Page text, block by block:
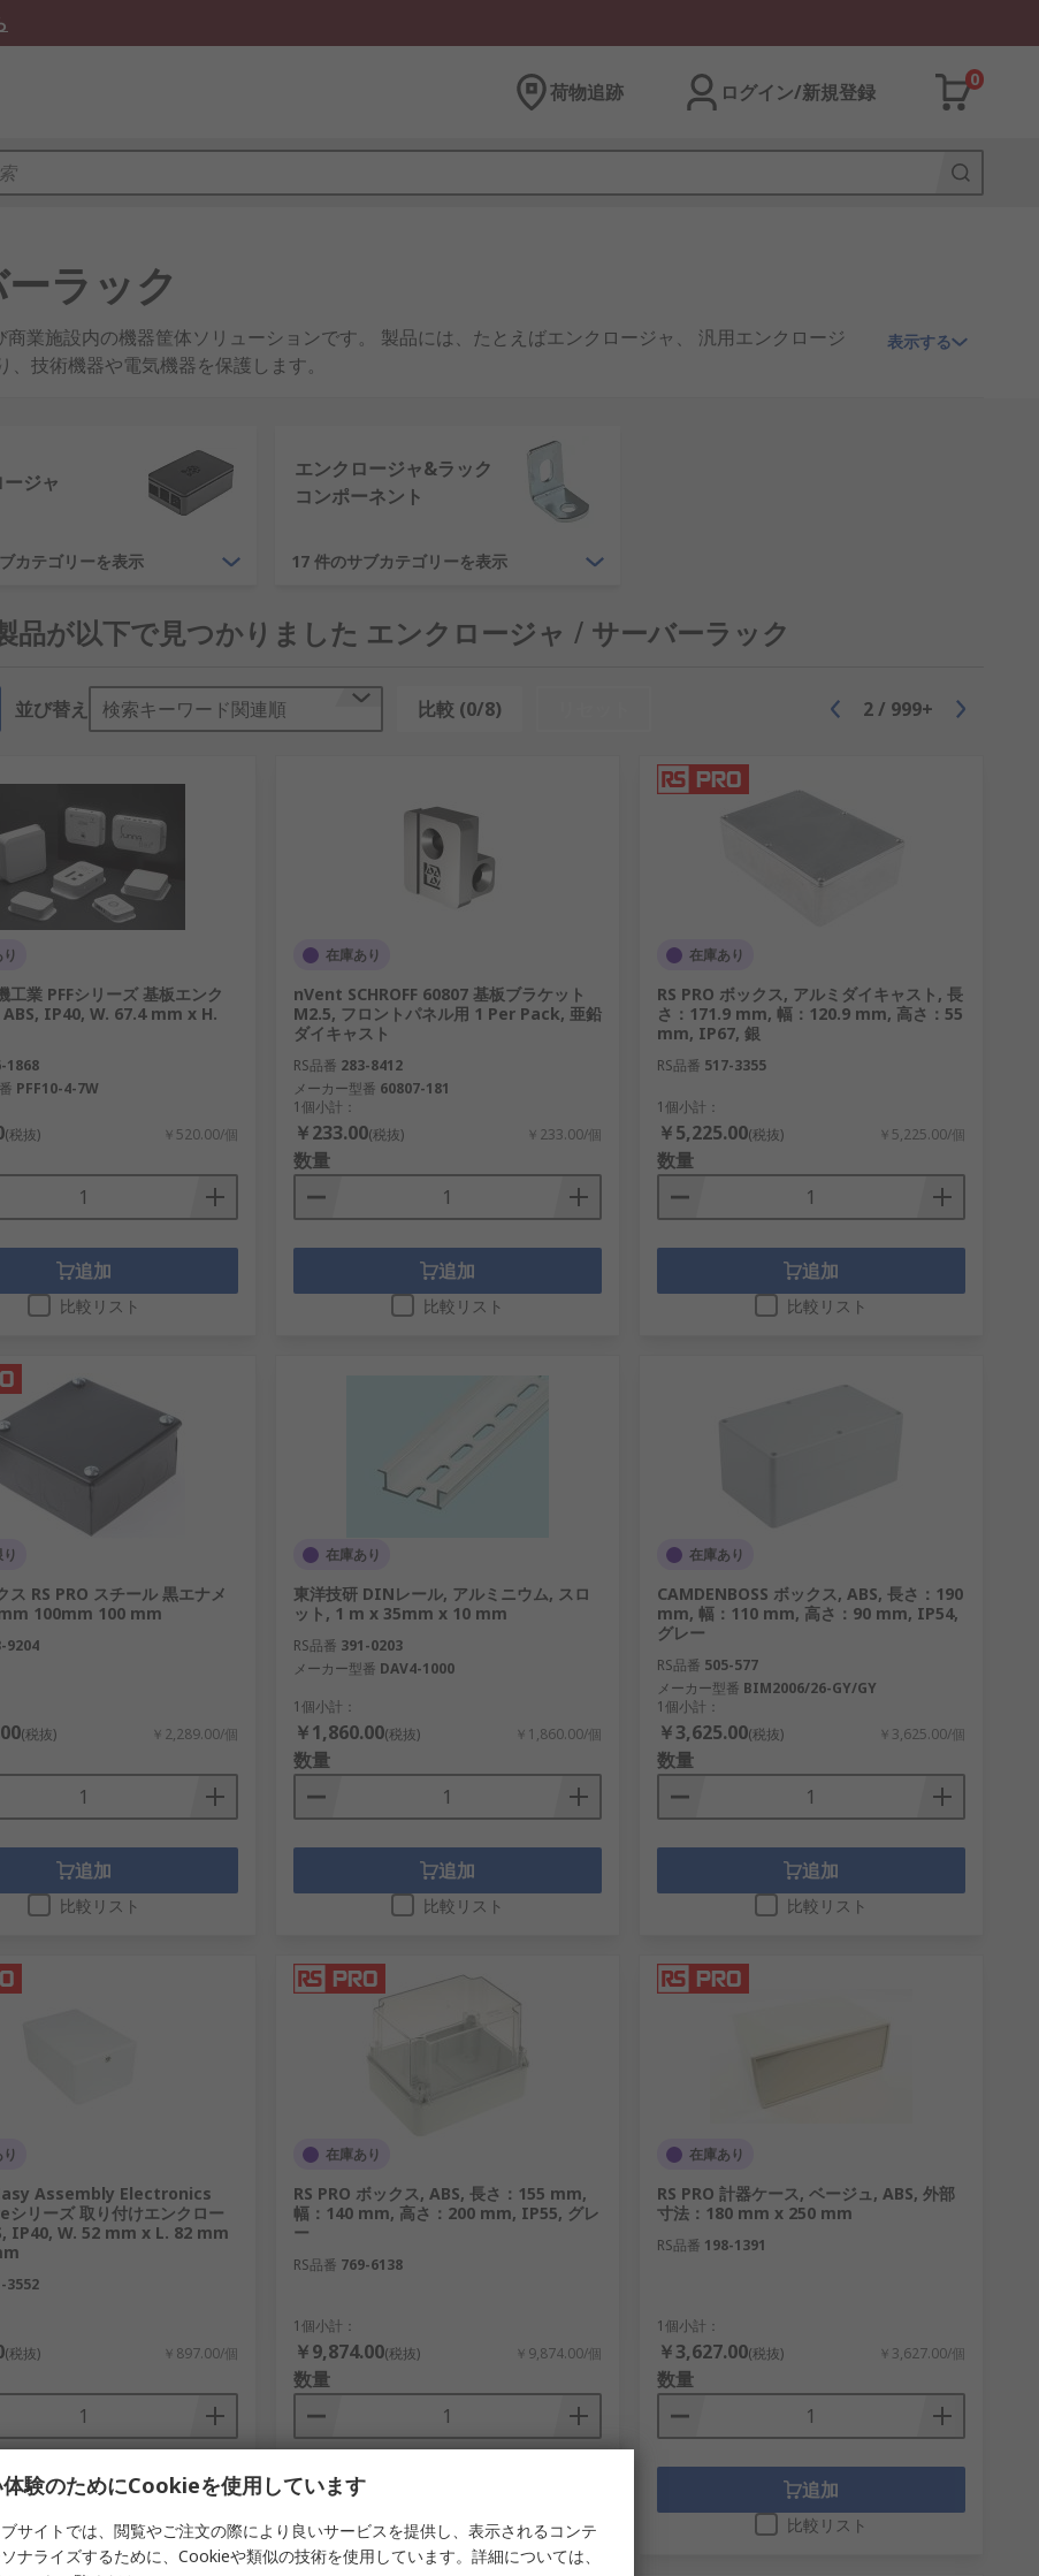
荷物追跡 ログイン/新規登録
0
ラック
業施設内の機器筐体ソリューションです。 製品には、たとえばエンクロージャ、 汎用エンクロージ
技術機器や電気機器を保護します。
るなら、 弊社のエンクロージャおよびサーバーラック製品がソリューションを提供します。 RS では
ータ機器を収容するためのエンクロージャまたは取り付けソリューションです。 ラックマウントによ
全に保管できます。
、 ラックレール、 サーバーラックシェルフとサーバーラックアクセサリもご用意し、サーバー設置用の
納や、 ほこりや湿気に弱い機器を収納し、損傷を防止します。 エンクロージャは丈夫な素材でできて
るためのロックが付属しています。 弊社は、次のようなあらゆるタイプのエンクロージャ向けのソリ
壁掛けボックス
付けからロックまで設置するソリューションを提供します。
サリ
よび保護が必要な場合、をRS では筐体と保護ソリューションをご用意しています。 企業として、 弊
と連携して行っています。 RSは、エンクロージャとサーバーラックを使用して高価なコンポーネント
表示する
ジャ
カテゴリーを表示
エンクロージャ&ラック
コンポーネント
17 件のサブカテゴリーを表示
品が以下で見つかりました エンクロージャ / サーバーラック
並び替え 検索キーワード関連順 比較 (0/8) 2/ 999+
工業 PFFシリーズ 基板エンク
ABS, IP40, W. 67.4 mm x H.
1868
PFF10-4-7W
(税抜) ￥520.00/個
追加
比較リスト
在庫あり
nVent SCHROFF 60807 基板ブラケット
M2.5, フロントパネル用 1 Per Pack, 亜鉛
ダイキャスト
RS品番 283-8412
メーカー型番 60807-181
1個小計：
￥233.00(税抜) ￥233.00/個
数量
追加
比較リスト
在庫あり
RS PRO ボックス, アルミダイキャスト, 長
さ：171.9 mm, 幅：120.9 mm, 高さ：55
mm, IP67, 銀
RS品番 517-3355
1個小計：
￥5,225.00(税抜) ￥5,225.00/個
数量
追加
比較リスト
ス RS PRO スチール 黒エナメ
100mm 100 mm
9204
(税抜) ￥2,289.00/個
追加
比較リスト
在庫あり
東洋技研 DINレール, アルミニウム, スロ
ット, 1 m x 35mm x 10 mm
RS品番 391-0203
メーカー型番 DAV4-1000
1個小計：
￥1,860.00(税抜) ￥1,860.00/個
数量
追加
比較リスト
在庫あり
CAMDENBOSS ボックス, ABS, 長さ：190
mm, 幅：110 mm, 高さ：90 mm, IP54,
グレー
RS品番 505-577
メーカー型番 BIM2006/26-GY/GY
1個小計：
￥3,625.00(税抜) ￥3,625.00/個
数量
追加
比較リスト
Assembly Electronics
リーズ 取り付けエンクロー
IP40, W. 52 mm x L. 82 mm
3552
(税抜) ￥897.00/個
追加
比較リスト
在庫あり
RS PRO ボックス, ABS, 長さ：155 mm,
幅：140 mm, 高さ：200 mm, IP55, グレ
ー
RS品番 769-6138
1個小計：
￥9,874.00(税抜) ￥9,874.00/個
数量
比較リスト
在庫あり
RS PRO 計器ケース, ベージュ, ABS, 外部
寸法：180 mm x 250 mm
RS品番 198-1391
1個小計：
￥3,627.00(税抜) ￥3,627.00/個
数量
追加
比較リスト
体験のためにCookieを使用しています
サイトでは、閲覧やご注文の際により良いサービスを提供し、表示されるコンテ
ナライズするために、Cookieや類似の技術を使用しています。詳細については、